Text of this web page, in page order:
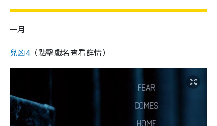
一月
兒凶4 （點擊戲名查看詳情）